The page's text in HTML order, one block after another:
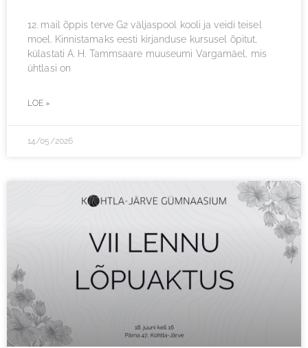
12. mail õppis terve G2 väljaspool kooli ja veidi teisel
moel. Kinnistamaks eesti kirjanduse kursusel õpitut,
külastati A. H. Tammsaare muuseumi Vargamäel, mis
ühtlasi on
LOE »
14/05/2026